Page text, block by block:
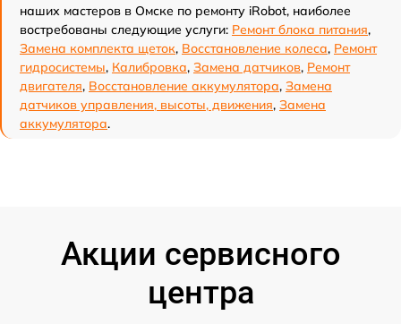
наших мастеров в Омске по ремонту iRobot, наиболее
востребованы следующие услуги: Ремонт блока питания,
Замена комплекта щеток, Восстановление колеса, Ремонт
гидросистемы, Калибровка, Замена датчиков, Ремонт
двигателя, Восстановление аккумулятора, Замена
датчиков управления, высоты, движения, Замена
аккумулятора.
Акции сервисного
центра